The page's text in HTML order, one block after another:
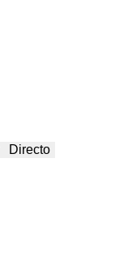
Directo